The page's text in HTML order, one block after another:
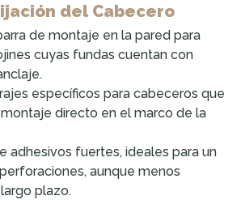
del Cabecero
de montaje en la pared para
cuyas fundas cuentan con
específicos para cabeceros que
directo en el marco de la
adhesivos fuertes, ideales para un
aunque menos
plazo.